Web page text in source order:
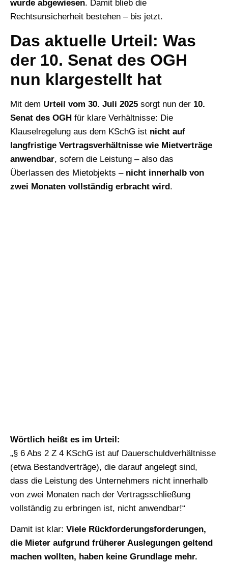
wurde abgewiesen. Damit blieb die
Rechtsunsicherheit bestehen – bis jetzt.
Das aktuelle Urteil: Was
der 10. Senat des OGH
nun klargestellt hat
Mit dem Urteil vom 30. Juli 2025 sorgt nun der 10.
Senat des OGH für klare Verhältnisse: Die
Klauselregelung aus dem KSchG ist nicht auf
langfristige Vertragsverhältnisse wie Mietverträge
anwendbar, sofern die Leistung – also das
Überlassen des Mietobjekts – nicht innerhalb von
zwei Monaten vollständig erbracht wird.
Wörtlich heißt es im Urteil:
„§ 6 Abs 2 Z 4 KSchG ist auf Dauerschuldverhältnisse
(etwa Bestandverträge), die darauf angelegt sind,
dass die Leistung des Unternehmers nicht innerhalb
von zwei Monaten nach der Vertragsschließung
vollständig zu erbringen ist, nicht anwendbar!“
Damit ist klar: Viele Rückforderungsforderungen,
die Mieter aufgrund früherer Auslegungen geltend
machen wollten, haben keine Grundlage mehr.